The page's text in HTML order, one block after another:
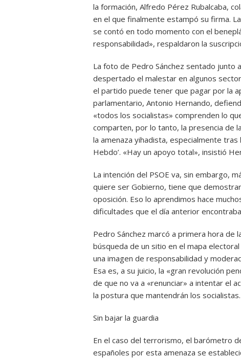
la formación, Alfredo Pérez Rubalcaba,
en el que finalmente estampó su firma.
se contó en todo momento con el
responsabilidad», respaldaron la
La foto de Pedro Sánchez sentado junto
despertado el malestar en algunos
el partido puede tener que pagar por la
parlamentario, Antonio Hernando,
«todos los socialistas» comprenden lo
comparten, por lo tanto, la presencia de
la amenaza yihadista, especialmente
Hebdo’. «Hay un apoyo total», insistió
La intención del PSOE va, sin embargo,
quiere ser Gobierno, tiene que
oposición. Eso lo aprendimos hace
dificultades que el día anterior
Pedro Sánchez marcó a primera hora de
búsqueda de un sitio en el mapa
una imagen de responsabilidad y
Esa es, a su juicio, la «gran revolución
de que no va a «renunciar» a intentar el
la postura que mantendrán los socialistas.
Sin bajar la guardia
En el caso del terrorismo, el barómetro
españoles por esta amenaza se